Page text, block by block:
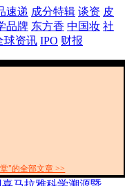
速递 成分特辑 谈资 皮
品牌 东方香 中国妆 社
球资讯 IPO 财报
"的全部文章 >>